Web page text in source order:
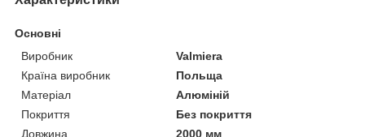
Основні
Виробник
Valmiera
Країна виробник
Польща
Матеріал
Алюміній
Покриття
Без покриття
Довжина
2000 мм